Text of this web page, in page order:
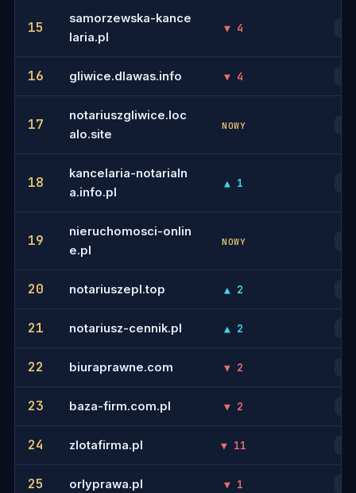
15
samorzewska-kance
laria.pl
▼ 4
16 gliwice.dlawas.info ▼ 4
17
notariuszgliwice.loc
alo.site
NOWY
18
kancelaria-notarialn
a.info.pl
▲ 1
19
nieruchomosci-onlin
e.pl
NOWY
20 notariuszepl.top ▲ 2
21 notariusz-cennik.pl ▲ 2
22 biuraprawne.com ▼ 2
23 baza-firm.com.pl ▼ 2
24 zlotafirma.pl ▼ 11
25 orlyprawa.pl ▼ 1